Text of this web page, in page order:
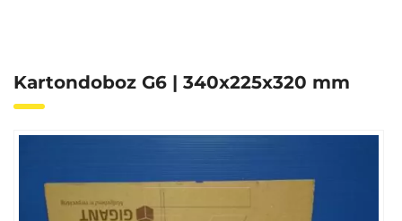
Kartondoboz G6 | 340x225x320 mm